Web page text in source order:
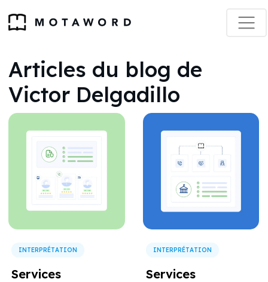
Articles du blog de
Victor Delgadillo
INTERPRÉTATION
Services
INTERPRÉTATION
Services